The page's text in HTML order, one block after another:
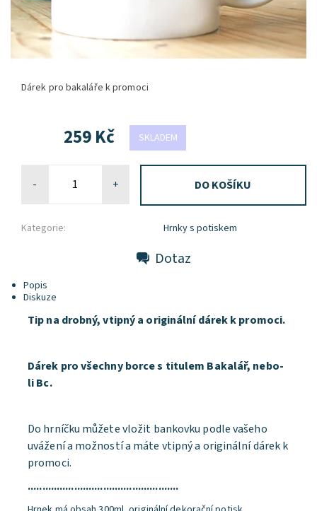
Dárek pro bakaláře k promoci
SKLADEM
259 Kč
- +
Kategorie: Hrnky s potiskem
Dotaz
Popis
Diskuze
Tip na drobný, vtipný a originální dárek k promoci.
Dárek pro všechny borce s titulem Bakalář, nebo-
li Bc.
Do hrníčku můžete vložit bankovku podle vašeho
uvážení a možností a máte vtipný a originální dárek k
promoci.
....................................................